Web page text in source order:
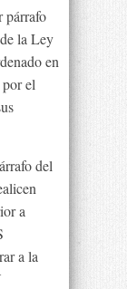
párrafo
la Ley
en
el
del
a
a la